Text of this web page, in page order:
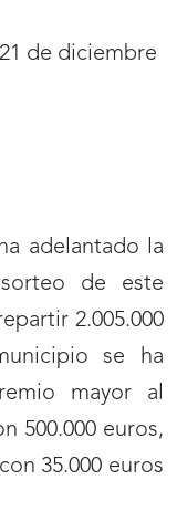
de diciembre
adelantado la
de este
2.005.000
se ha
mayor al
500.000 euros,
35.000 euros